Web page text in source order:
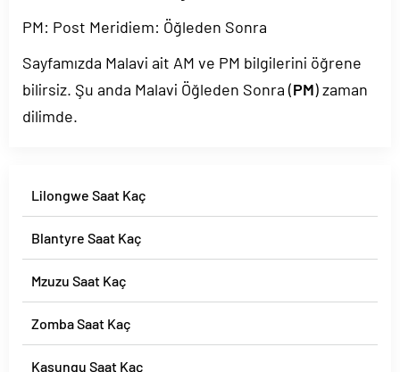
PM: Post Meridiem: Öğleden Sonra
Sayfamızda Malavi ait AM ve PM bilgilerini öğrene
bilirsiz. Şu anda Malavi Öğleden Sonra (PM) zaman
dilimde.
Lilongwe Saat Kaç
Blantyre Saat Kaç
Mzuzu Saat Kaç
Zomba Saat Kaç
Kasungu Saat Kaç